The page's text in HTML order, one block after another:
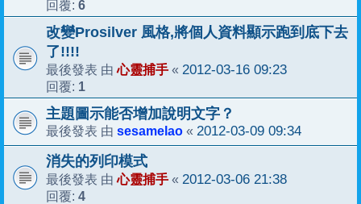
回覆: 6
改變Prosilver 風格,將個人資料顯示跑到底下去
了!!!!
最後發表 由心靈捕手 « 2012-03-16 09:23
回覆: 1
主題圖示能否增加說明文字？
最後發表 由 sesamelao « 2012-03-09 09:34
消失的列印模式
最後發表 由心靈捕手 « 2012-03-06 21:38
回覆: 4